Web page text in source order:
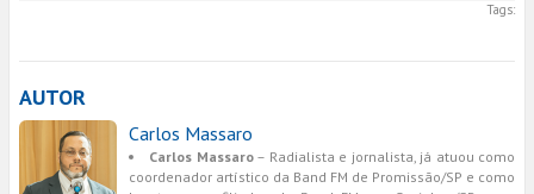
Tags:
AUTOR
Carlos Massaro
Carlos Massaro– Radialista e jornalista, já atuou como
coordenador artístico da Band FM de Promissão/SP e como